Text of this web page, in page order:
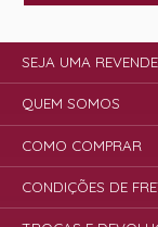
SEJA UMA
QUEM SOMOS
COMO COMPRAR
CONDIÇÕES DE